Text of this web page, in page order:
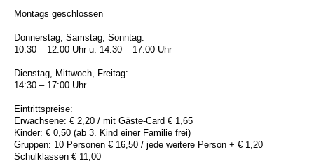
Montags geschlossen
Donnerstag, Samstag, Sonntag:
10:30 – 12:00 Uhr u. 14:30 – 17:00 Uhr
Dienstag, Mittwoch, Freitag:
14:30 – 17:00 Uhr
Eintrittspreise:
Erwachsene: € 2,20 / mit Gäste-Card € 1,65
Kinder: € 0,50 (ab 3. Kind einer Familie frei)
Gruppen: 10 Personen € 16,50 / jede weitere Person + € 1,20
Schulklassen € 11,00